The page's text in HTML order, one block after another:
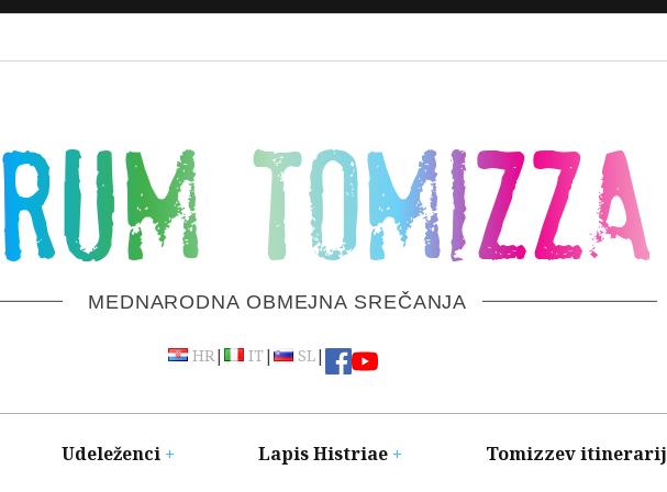
TOMIZZA
MEDNARODNA OBMEJNA SREČANJA
HR| IT | SL|
Udeleženci Lapis Histriae Tomizzev itinerarij